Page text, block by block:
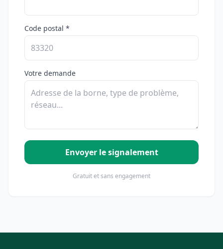
Code postal *
Votre demande
Envoyer le signalement
Gratuit et sans engagement